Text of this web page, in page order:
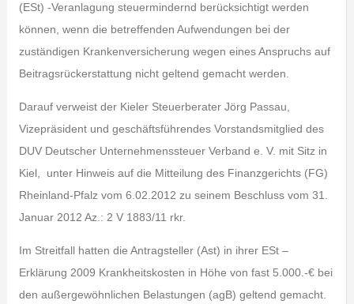
(ESt) -Veranlagung steuermindernd berücksichtigt werden
können, wenn die betreffenden Aufwendungen bei der
zuständigen Krankenversicherung wegen eines Anspruchs auf
Beitragsrückerstattung nicht geltend gemacht werden.
Darauf verweist der Kieler Steuerberater Jörg Passau,
Vizepräsident und geschäftsführendes Vorstandsmitglied des
DUV Deutscher Unternehmenssteuer Verband e. V. mit Sitz in
Kiel, unter Hinweis auf die Mitteilung des Finanzgerichts (FG)
Rheinland-Pfalz vom 6.02.2012 zu seinem Beschluss vom 31.
Januar 2012 Az.: 2 V 1883/11 rkr.
Im Streitfall hatten die Antragsteller (Ast) in ihrer ESt –
Erklärung 2009 Krankheitskosten in Höhe von fast 5.000.-€ bei
den außergewöhnlichen Belastungen (agB) geltend gemacht.